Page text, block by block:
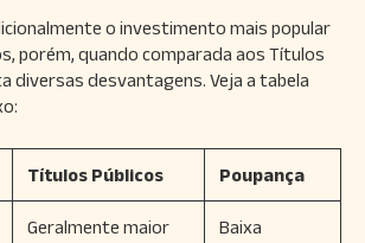
o investimento mais popular
porém, quando comparada aos Títulos
diversas desvantagens. Veja a tabela
Títulos Públicos Poupança
Geralmente maior Baixa